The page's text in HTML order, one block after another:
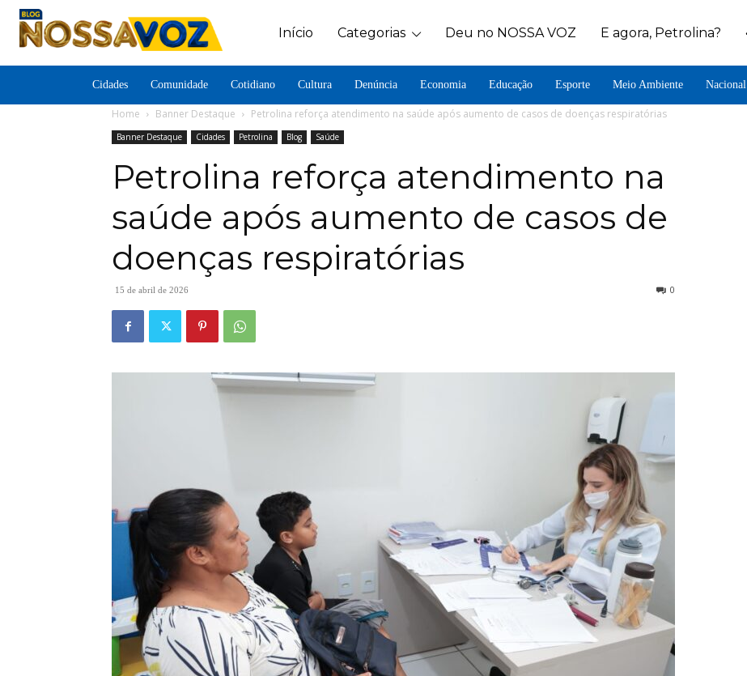
Início Categorias Deu no NOSSA VOZ E agora, Petrolina?
Cidades Comunidade Cotidiano Cultura Denúncia Economia Educação Esporte Meio Ambiente Nacional
Home Banner Destaque Petrolina reforça atendimento na saúde após aumento de casos de doenças respiratórias
Banner Destaque Cidades Petrolina Blog Saúde
Petrolina reforça atendimento na
saúde após aumento de casos de
doenças respiratórias
15 de abril de 2026 0